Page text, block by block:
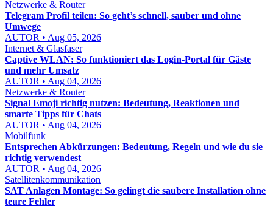
Netzwerke & Router
Telegram Profil teilen: So geht’s schnell, sauber und ohne
Umwege
AUTOR • Aug 05, 2026
Internet & Glasfaser
Captive WLAN: So funktioniert das Login-Portal für Gäste
und mehr Umsatz
AUTOR • Aug 04, 2026
Netzwerke & Router
Signal Emoji richtig nutzen: Bedeutung, Reaktionen und
smarte Tipps für Chats
AUTOR • Aug 04, 2026
Mobilfunk
Entsprechen Abkürzungen: Bedeutung, Regeln und wie du sie
richtig verwendest
AUTOR • Aug 04, 2026
Satellitenkommunikation
SAT Anlagen Montage: So gelingt die saubere Installation ohne
teure Fehler